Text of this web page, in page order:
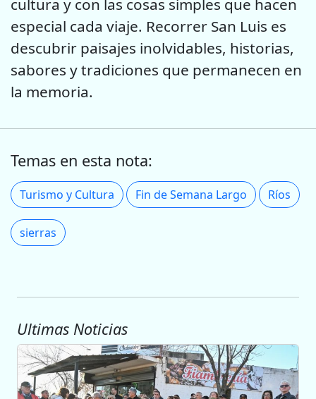
cultura y con las cosas simples que hacen
especial cada viaje. Recorrer San Luis es
descubrir paisajes inolvidables, historias,
sabores y tradiciones que permanecen en
la memoria.
Temas en esta nota:
Turismo y Cultura Fin de Semana Largo Ríos
sierras
Ultimas Noticias